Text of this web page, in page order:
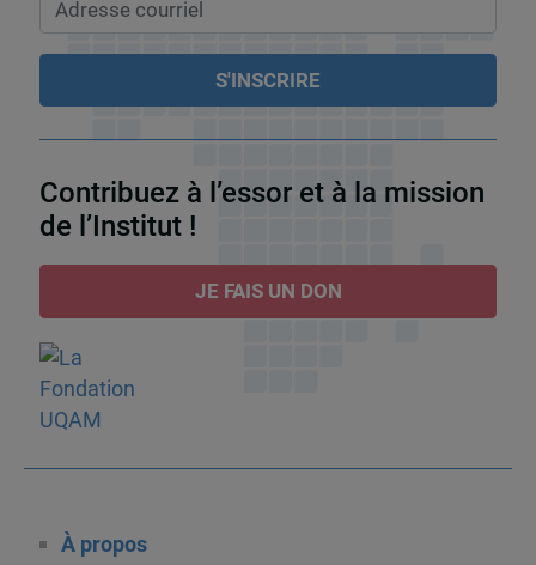
Contribuez à l’essor et à la mission
de l’Institut !
JE FAIS UN DON
À propos